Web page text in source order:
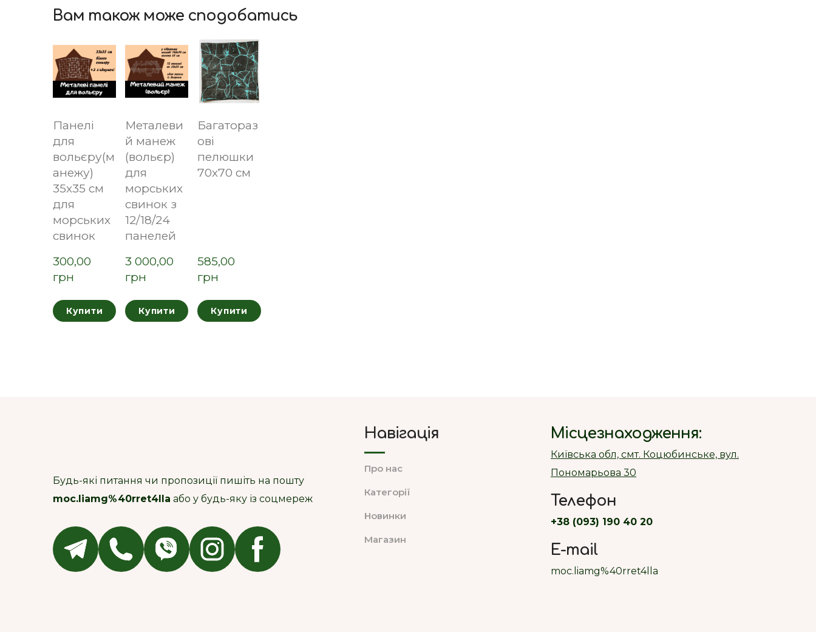
Вам також може сподобатись
Панелі
для
вольєру(м
анежу)
35х35 см
для
морських
свинок
300,00
грн
Купити
Металеви
й манеж
(вольєр)
для
морських
свинок з
12/18/24
панелей
3 000,00
грн
Купити
Багатораз
ові
пелюшки
70х70 см
585,00
грн
Купити
Будь-які питання чи пропозиції пишіть на пошту
moc.liamg%40rret4lla або у будь-яку із соцмереж
Навігація
Про нас
Категорії
Новинки
Магазин
Місцезнаходження:
Київська обл, смт. Коцюбинське, вул.
Пономарьова 30
Телефон
+38 (093) 190 40 20
E-mail
moc.liamg%40rret4lla